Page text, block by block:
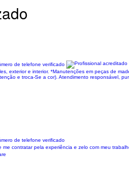
de telefone verificado
exterior e interior. *Manutenções em peças de
e troca-Se a cor). Atendimento responsável,
de telefone verificado
contratar pela experiência e zelo com meu